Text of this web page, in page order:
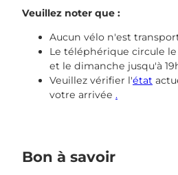
Veuillez noter que :
Aucun vélo n'est
Le téléphérique circule
et le dimanche jusqu'à
Veuillez vérifier l'état
votre arrivée .
Bon à savoir